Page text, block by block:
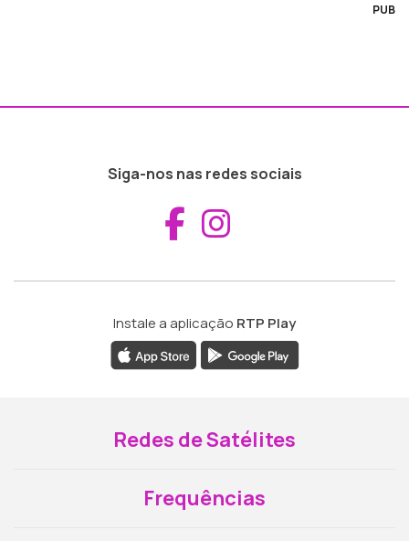
PUB
Siga-nos nas redes sociais
Aceder ao
Instale a aplicação RTP Play
Redes de Satélites
Frequências